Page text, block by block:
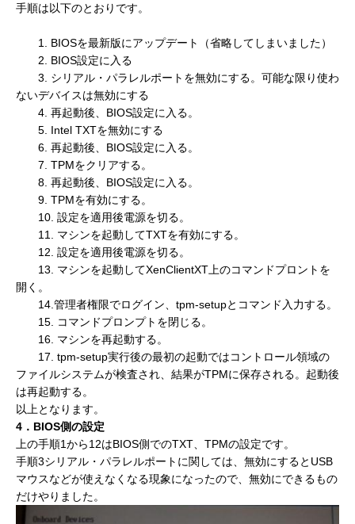
手順は以下のとおりです。
1. BIOSを最新版にアップデート（省略してしまいました）
2. BIOS設定に入る
3. シリアル・パラレルポートを無効にする。可能な限り使わ
ないデバイスは無効にする
4. 再起動後、BIOS設定に入る。
5. Intel TXTを無効にする
6. 再起動後、BIOS設定に入る。
7. TPMをクリアする。
8. 再起動後、BIOS設定に入る。
9. TPMを有効にする。
10. 設定を適用後電源を切る。
11. マシンを起動してTXTを有効にする。
12. 設定を適用後電源を切る。
13. マシンを起動してXenClientXT上のコマンドプロントを
開く。
14.管理者権限でログイン、tpm-setupとコマンド入力する。
15. コマンドプロンプトを閉じる。
16. マシンを再起動する。
17. tpm-setup実行後の最初の起動ではコントロール領域の
ファイルシステムが検査され、結果がTPMに保存される。起動後
は再起動する。
以上となります。
4．BIOS側の設定
上の手順1から12はBIOS側でのTXT、TPMの設定です。
手順3シリアル・パラレルポートに関しては、無効にするとUSB
マウスなどが使えなくなる現象になったので、無効にできるもの
だけやりました。